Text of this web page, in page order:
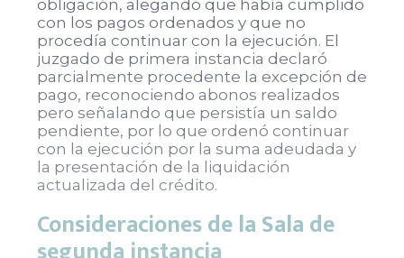
obligación, alegando que había cumplido
con los pagos ordenados y que no
procedía continuar con la ejecución. El
juzgado de primera instancia declaró
parcialmente procedente la excepción de
pago, reconociendo abonos realizados
pero señalando que persistía un saldo
pendiente, por lo que ordenó continuar
con la ejecución por la suma adeudada y
la presentación de la liquidación
actualizada del crédito.
Consideraciones de la Sala de